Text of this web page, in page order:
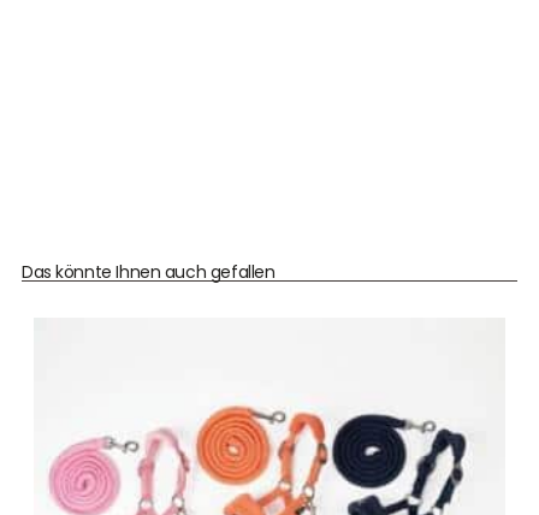
Das könnte Ihnen auch gefallen